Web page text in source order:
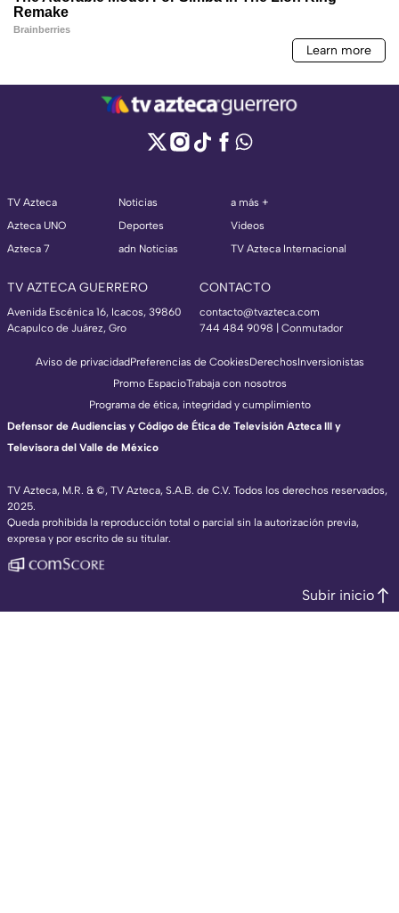
TV Azteca
Azteca UNO
Azteca 7
Noticias
Deportes
adn Noticias
a más +
Videos
TV Azteca Internacional
TV AZTECA GUERRERO
Avenida Escénica 16, Icacos, 39860
Acapulco de Juárez, Gro
CONTACTO
contacto@tvazteca.com
744 484 9098 | Conmutador
TV Azteca, M.R. & ©, TV Azteca, S.A.B. de C.V. Todos los derechos reservados,
2025.
Queda prohibida la reproducción total o parcial sin la autorización previa,
expresa y por escrito de su titular.
Aviso de privacidadPreferencias de CookiesDerechosInversionistas
Promo EspacioTrabaja con nosotros
Programa de ética, integridad y cumplimiento
Defensor de Audiencias y Código de Ética de Televisión Azteca III y
Televisora del Valle de México
Subir inicio